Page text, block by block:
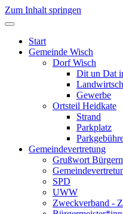
Zum Inhalt springen
Start
Gemeinde Wisch
Dorf Wisch
Dit un Dat
Gewerbe
Ortsteil Heidkate
Strand
Parkplatz
Gemeindevertretung
Grußwort
SPD
UWW
Zweckverband -